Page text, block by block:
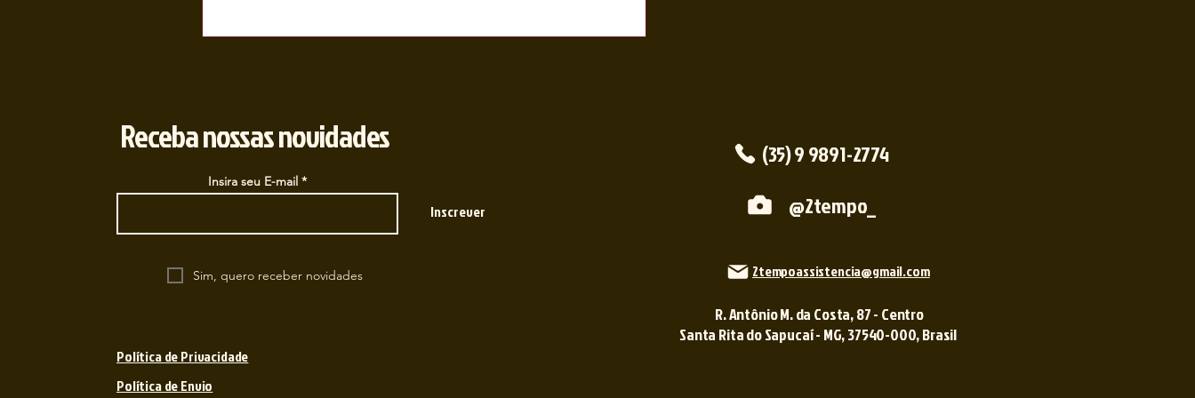
Receba nossas novidades
Insira seu E-mail
Inscrever
Sim, quero receber novidades
Política de Privacidade
Política de Envio
(35) 9 9891-2774
@2tempo_
2tempoassistencia@gmail.com
R. Antônio M. da Costa, 87 - Centro
Santa Rita do Sapucaí - MG, 37540-000, Brasil ​​